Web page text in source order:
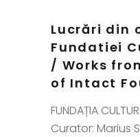
Lucrări din
Fundatiei
/ Works
of Intact
FUNDAȚIA
Curator: Marius